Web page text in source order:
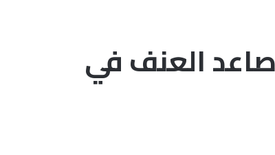
تصاعد العنف في